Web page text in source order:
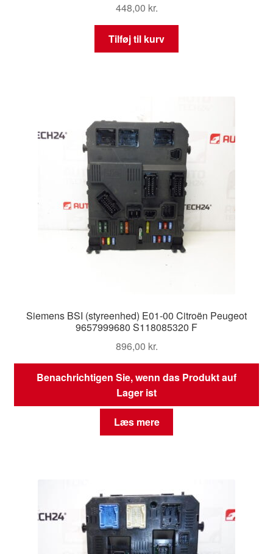
448,00 kr.
Tilføj til kurv
Siemens BSI (styreenhed) E01-00 Citroën Peugeot
9657999680 S118085320 F
896,00 kr.
Benachrichtigen Sie, wenn das Produkt auf
Lager ist
Læs mere